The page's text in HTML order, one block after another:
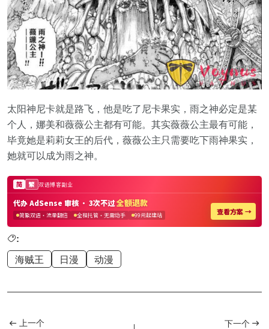
太阳神尼卡就是路飞，他是吃了尼卡果实，雨之神必定是某
个人，娜美和薇薇公主都有可能。其实薇薇公主最有可能，
毕竟她是莉莉女王的后代，薇薇公主只需要吃下雨神果实，
她就可以成为雨之神。
:
海贼王 日漫 动漫
上一个 下一个